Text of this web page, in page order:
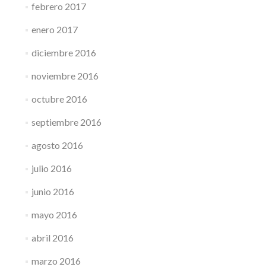
febrero 2017
enero 2017
diciembre 2016
noviembre 2016
octubre 2016
septiembre 2016
agosto 2016
julio 2016
junio 2016
mayo 2016
abril 2016
marzo 2016